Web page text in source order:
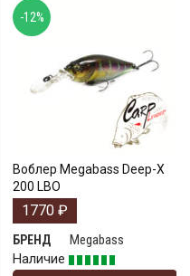
Воблер Megabass Deep-X
200 LBO
1770 ₽
БРЕНД
Megabass
Наличие
-12%